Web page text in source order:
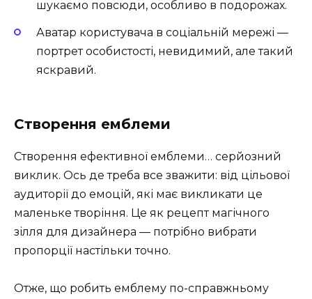
шукаємо повсюди, особливо в подорожах.
Аватар користувача в соціальній мережі —
портрет особистості, невидимий, але такий
яскравий.
Створення емблеми
Створення ефективної емблеми… серйозний
виклик. Ось де треба все зважити: від цільової
аудиторії до емоцій, які має викликати це
маленьке творіння. Це як рецепт магічного
зілля для дизайнера — потрібно вибрати
пропорції настільки точно.
Отже, що робить емблему по-справжньому